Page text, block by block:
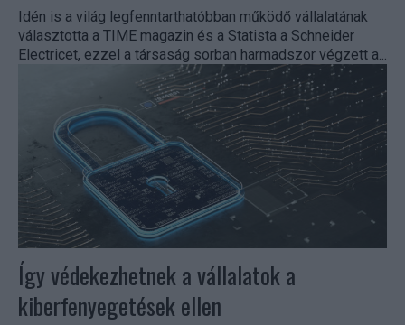
Idén is a világ legfenntarthatóbban működő vállalatának
választotta a TIME magazin és a Statista a Schneider
Electricet, ezzel a társaság sorban harmadszor végzett a...
Így védekezhetnek a vállalatok a
kiberfenyegetések ellen